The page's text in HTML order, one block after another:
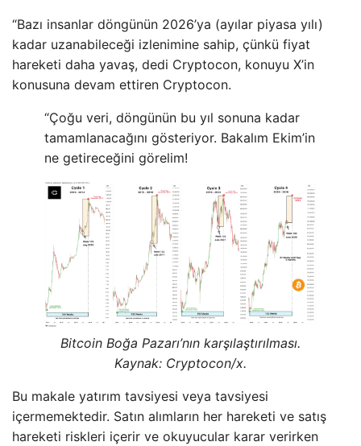
“Bazı insanlar döngünün 2026’ya (ayılar piyasa yılı)
kadar uzanabileceği izlenimine sahip, çünkü fiyat
hareketi daha yavaş, dedi Cryptocon, konuyu X’in
konusuna devam ettiren Cryptocon.
“Çoğu veri, döngünün bu yıl sonuna kadar
tamamlanacağını gösteriyor. Bakalım Ekim’in
ne getireceğini görelim!
Bitcoin Boğa Pazarı’nın karşılaştırılması.
Kaynak: Cryptocon/x.
Bu makale yatırım tavsiyesi veya tavsiyesi
içermemektedir. Satın alımların her hareketi ve satış
hareketi riskleri içerir ve okuyucular karar verirken